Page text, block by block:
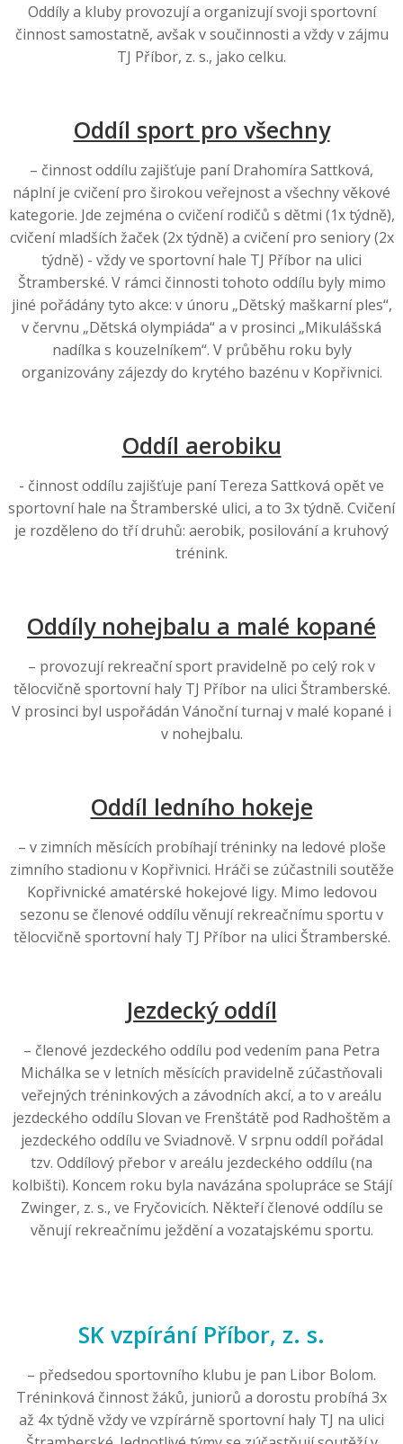
Oddíly a kluby provozují a organizují svoji sportovní
činnost samostatně, avšak v součinnosti a vždy v zájmu
TJ Příbor, z. s., jako celku.
Oddíl sport pro všechny
– činnost oddílu zajišťuje paní Drahomíra Sattková,
náplní je cvičení pro širokou veřejnost a všechny věkové
kategorie. Jde zejména o cvičení rodičů s dětmi (1x týdně),
cvičení mladších žaček (2x týdně) a cvičení pro seniory (2x
týdně) - vždy ve sportovní hale TJ Příbor na ulici
Štramberské. V rámci činnosti tohoto oddílu byly mimo
jiné pořádány tyto akce: v únoru „Dětský maškarní ples“,
v červnu „Dětská olympiáda“ a v prosinci „Mikulášská
nadílka s kouzelníkem“. V průběhu roku byly
organizovány zájezdy do krytého bazénu v Kopřivnici.
Oddíl aerobiku
- činnost oddílu zajišťuje paní Tereza Sattková opět ve
sportovní hale na Štramberské ulici, a to 3x týdně. Cvičení
je rozděleno do tří druhů: aerobik, posilování a kruhový
trénink.
Oddíly nohejbalu a malé kopané
– provozují rekreační sport pravidelně po celý rok v
tělocvičně sportovní haly TJ Příbor na ulici Štramberské.
V prosinci byl uspořádán Vánoční turnaj v malé kopané i
v nohejbalu.
Oddíl ledního hokeje
– v zimních měsících probíhají tréninky na ledové ploše
zimního stadionu v Kopřivnici. Hráči se zúčastnili soutěže
Kopřivnické amatérské hokejové ligy. Mimo ledovou
sezonu se členové oddílu věnují rekreačnímu sportu v
tělocvičně sportovní haly TJ Příbor na ulici Štramberské.
Jezdecký oddíl
– členové jezdeckého oddílu pod vedením pana Petra
Michálka se v letních měsících pravidelně zúčastňovali
veřejných tréninkových a závodních akcí, a to v areálu
jezdeckého oddílu Slovan ve Frenštátě pod Radhoštěm a
jezdeckého oddílu ve Sviadnově. V srpnu oddíl pořádal
tzv. Oddílový přebor v areálu jezdeckého oddílu (na
kolbišti). Koncem roku byla navázána spolupráce se Stájí
Zwinger, z. s., ve Fryčovicích. Někteří členové oddílu se
věnují rekreačnímu ježdění a vozatajskému sportu.
SK vzpírání Příbor, z. s.
– předsedou sportovního klubu je pan Libor Bolom.
Tréninková činnost žáků, juniorů a dorostu probíhá 3x
až 4x týdně vždy ve vzpírárně sportovní haly TJ na ulici